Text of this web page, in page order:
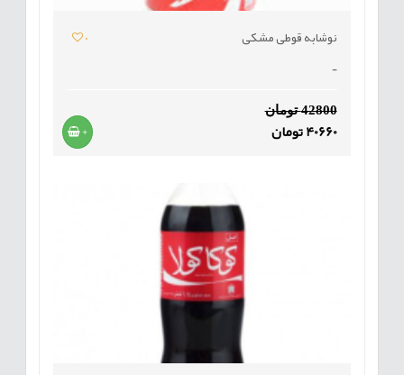
نوشابه قوطی مشکی
0
-
42800 تومان
40660 تومان +